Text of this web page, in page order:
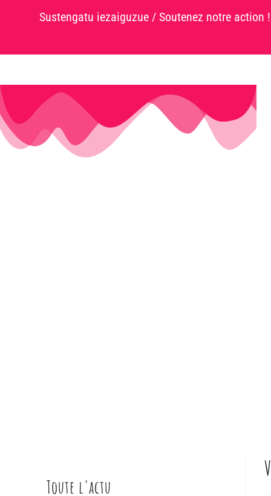
Sustengatu iezaiguzue / Soutenez notre action !
Toute l'actu